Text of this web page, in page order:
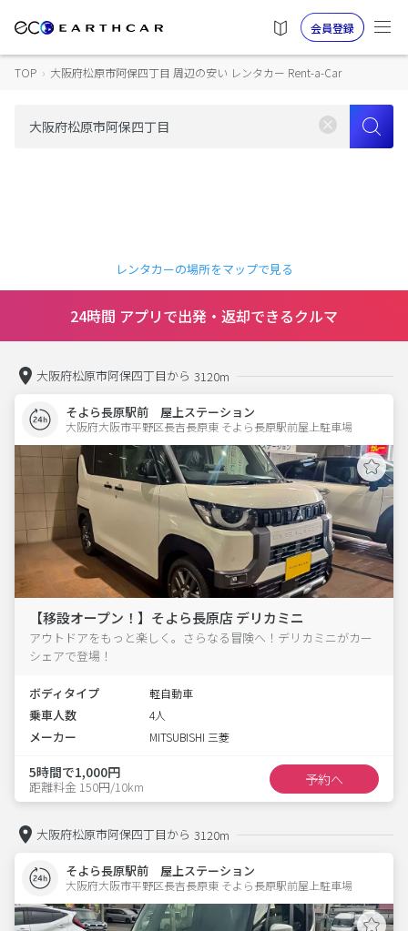
会員登録
TOP › 大阪府松原市阿保四丁目 周辺の安い レンタカー Rent-a-Car
レンタカーの場所をマップで見る
24時間 アプリで出発・返却できるクルマ
大阪府松原市阿保四丁目から 3120m
そよら長原駅前 屋上ステーション
大阪府大阪市平野区長吉長原東 そよら長原駅前屋上駐車場
【移設オープン！】そよら長原店 デリカミニ
アウトドアをもっと楽しく。さらなる冒険へ！デリカミニがカー
シェアで登場！
ボディタイプ 軽自動車
乗車人数 4人
メーカー MITSUBISHI 三菱
5時間で1,000円
距離料金 150円/10km 予約へ
大阪府松原市阿保四丁目から 3120m
そよら長原駅前 屋上ステーション
大阪府大阪市平野区長吉長原東 そよら長原駅前屋上駐車場